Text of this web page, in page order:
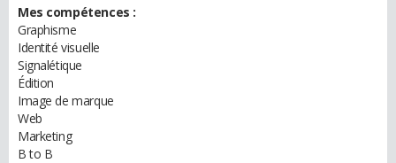
Mes compétences :
Graphisme
Identité visuelle
Signalétique
Édition
Image de marque
Web
Marketing
B to B